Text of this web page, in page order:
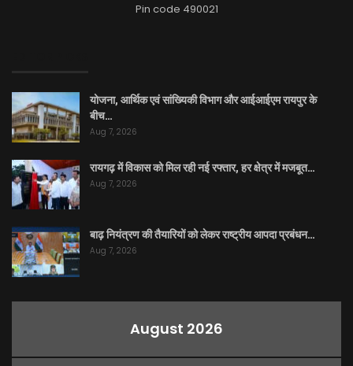
Pin code 490021
योजना, आर्थिक एवं सांख्यिकी विभाग और आईआईएम रायपुर के
बीच…
Aug 7, 2026
रायगढ़ में विकास को मिल रही नई रफ्तार, हर क्षेत्र में मजबूत…
Aug 7, 2026
बाढ़ नियंत्रण की तैयारियों को लेकर राष्ट्रीय आपदा प्रबंधन…
Aug 7, 2026
August 2026